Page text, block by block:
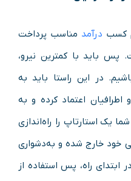
کسب درآمد مناسب پرداخت
پس باید با کمترین نیرو،
در این راستا باید به
اطرافیان اعتماد کرده و به
یک استارتاپ را راه‌اندازی
خود خارج‌ شده و به‌دشواری
راه، پس استفاده از